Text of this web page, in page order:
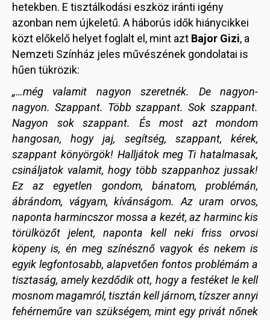
hetekben. E tisztálkodási eszköz iránti igény
azonban nem újkeletű. A háborús idők hiánycikkei
közt előkelő helyet foglalt el, mint azt Bajor Gizi, a
Nemzeti Színház jeles művészének gondolatai is
hűen tükrözik:
„…még valamit nagyon szeretnék. De nagyon-
nagyon. Szappant. Több szappant. Sok szappant.
Nagyon sok szappant. És most azt mondom
hangosan, hogy jaj, segítség, szappant, kérek,
szappant könyörgök! Halljátok meg Ti hatalmasak,
csináljatok valamit, hogy több szappanhoz jussak!
Ez az egyetlen gondom, bánatom, problémán,
ábrándom, vágyam, kívánságom. Az uram orvos,
naponta harmincszor mossa a kezét, az harminc kis
törülközőt jelent, naponta kell neki friss orvosi
köpeny is, én meg színésznő vagyok és nekem is
egyik legfontosabb, alapvetően fontos problémám a
tisztaság, amely kezdődik ott, hogy a festéket le kell
mosnom magamról, tisztán kell járnom, tízszer annyi
fehérneműre van szükségem, mint egy privát nőnek